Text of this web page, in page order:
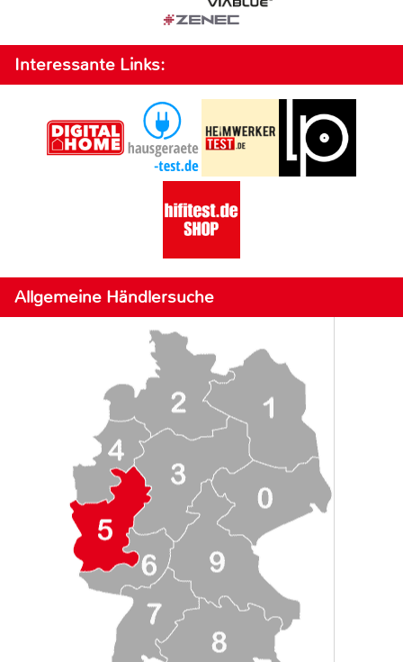
Interessante Links:
Allgemeine Händlersuche